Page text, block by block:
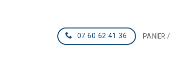
07 60 62 41 36 PANIER /